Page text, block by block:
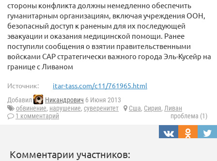
стороны конфликта должны немедленно обеспечить
гуманитарным организациям, включая учреждения ООН,
безопасный доступ к раненым для их последующей
эвакуации и оказания медицинской помощи. Ранее
поступили сообщения о взятии правительственными
войсками САР стратегически важного города Эль-Кусейр на
границе с Ливаном
Источник: itar-tass.com/c11/761965.html
Добавил Никандрович 6 Июня 2013
обвинение, нарушение, суверенитет Сша, Сирия, Ливан
1 комментарий
проблема (1)
Комментарии участников: